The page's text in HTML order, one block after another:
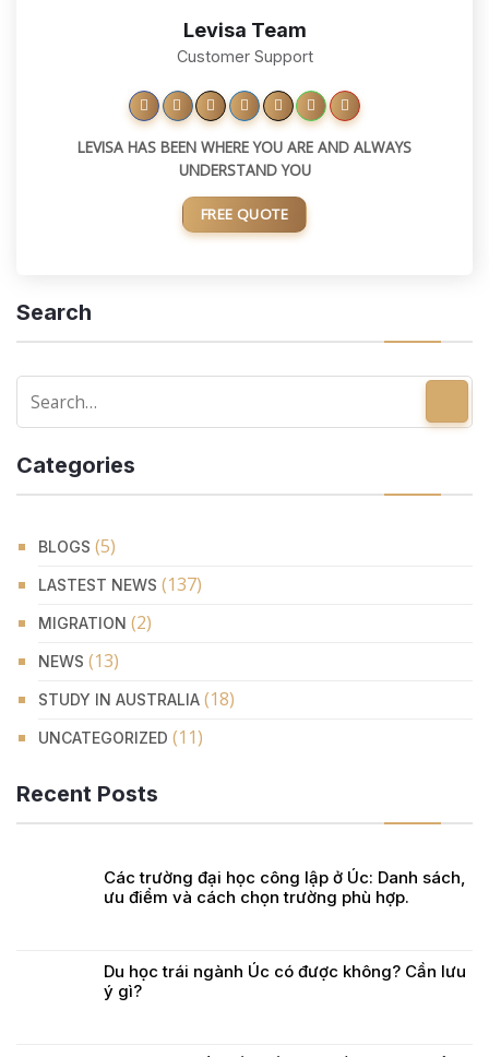
Levisa Team
Customer Support
LEVISA HAS BEEN WHERE YOU ARE AND ALWAYS
UNDERSTAND YOU
FREE QUOTE
Search
Categories
BLOGS (5)
LASTEST NEWS (137)
MIGRATION (2)
NEWS (13)
STUDY IN AUSTRALIA (18)
UNCATEGORIZED (11)
Recent Posts
Các trường đại học công lập ở Úc: Danh sách,
ưu điểm và cách chọn trường phù hợp.
Du học trái ngành Úc có được không? Cần lưu
ý gì?